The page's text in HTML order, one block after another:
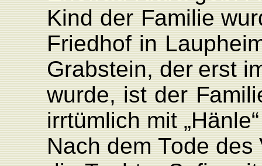
Kind der Familie
Friedhof in L
Grabstein, der erst
wurde, ist der F
irrtümlich mit „Hänle“
Nachdem Tode des